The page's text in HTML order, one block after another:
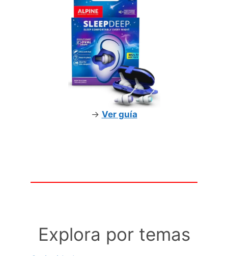
-> Ver guía
Explora por temas